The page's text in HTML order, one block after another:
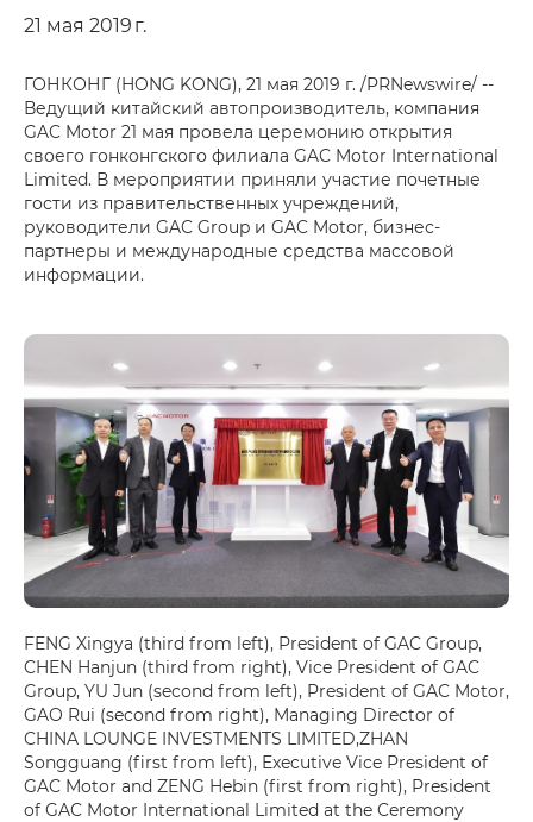
21 мая 2019 г.
ГОНКОНГ (HONG KONG), 21 мая 2019 г. /PRNewswire/ --
Ведущий китайский автопроизводитель, компания
GAC Motor 21 мая провела церемонию открытия
своего гонконгского филиала GAC Motor International
Limited. В мероприятии приняли участие почетные
гости из правительственных учреждений,
руководители GAC Group и GAC Motor, бизнес-
партнеры и международные средства массовой
информации.
FENG Xingya (third from left), President of GAC Group,
CHEN Hanjun (third from right), Vice President of GAC
Group, YU Jun (second from left), President of GAC Motor,
GAO Rui (second from right), Managing Director of
CHINA LOUNGE INVESTMENTS LIMITED,ZHAN
Songguang (first from left), Executive Vice President of
GAC Motor and ZENG Hebin (first from right), President
of GAC Motor International Limited at the Ceremony